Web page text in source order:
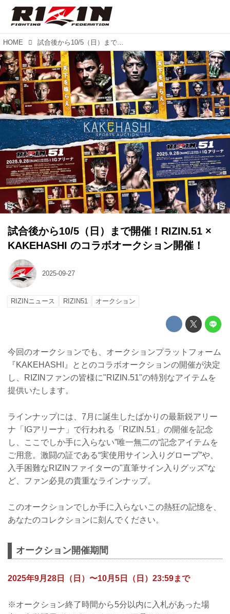
HOME 試合後から10/5（日）まで開催！RIZIN.51 × KAKEHASHI のコラボオークション開催！
試合後から10/5（日）まで開催！RIZIN.51 ×
KAKEHASHI のコラボオークション開催！
2025-09-27
RIZINニュース RIZIN51 オークション
今回のオークションでも、オークションプラットフォーム
『KAKEHASHI』ととのコラボオークションの開催が決定
し、RIZINファンの皆様に"RIZIN.51"の特別なアイテムを
提供いたします。
ラインナップには、7月に誕生したばかりの最新鋭アリー
ナ「IGアリーナ」で行われる「RIZIN.51」の開催を記念
し、ここでしか手に入らない”唯一無二の“記念アイテムを
ご用意。激闘の証である“実使用サイン入りグローブ”や、
入手困難なRIZINファイターの"直筆サイン入りグッズ”な
ど、ファン必見の貴重なラインナップ。
このオークションでしか手に入らないこの熱狂の記憶を、
あなたのコレクションに刻んでください。
オークション開催期間
2025年9月28日（日）〜10月5日（日）23:59まで
※オークション終了時間から5分以内に入札があった場